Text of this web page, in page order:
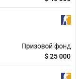
Призовой фонд
$ 25 000